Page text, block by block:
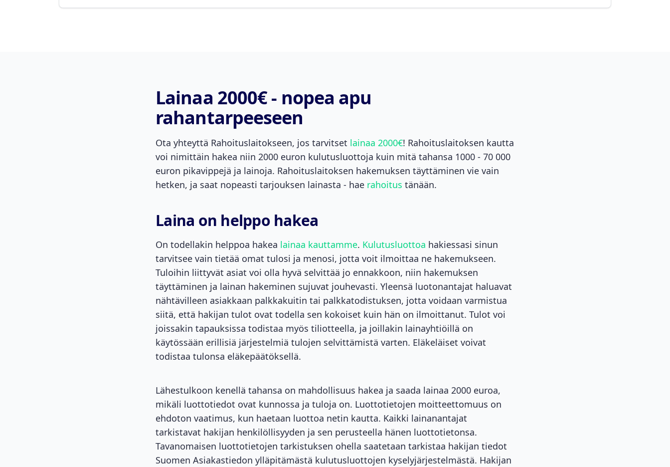
Lainaa 2000€ - nopea apu
rahantarpeeseen
Ota yhteyttä Rahoituslaitokseen, jos tarvitset lainaa 2000€! Rahoituslaitoksen kautta
voi nimittäin hakea niin 2000 euron kulutusluottoja kuin mitä tahansa 1000 - 70 000
euron pikavippejä ja lainoja. Rahoituslaitoksen hakemuksen täyttäminen vie vain
hetken, ja saat nopeasti tarjouksen lainasta - hae rahoitus tänään.
Laina on helppo hakea
On todellakin helppoa hakea lainaa kauttamme. Kulutusluottoa hakiessasi sinun
tarvitsee vain tietää omat tulosi ja menosi, jotta voit ilmoittaa ne hakemukseen.
Tuloihin liittyvät asiat voi olla hyvä selvittää jo ennakkoon, niin hakemuksen
täyttäminen ja lainan hakeminen sujuvat jouhevasti. Yleensä luotonantajat haluavat
nähtävilleen asiakkaan palkkakuitin tai palkkatodistuksen, jotta voidaan varmistua
siitä, että hakijan tulot ovat todella sen kokoiset kuin hän on ilmoittanut. Tulot voi
joissakin tapauksissa todistaa myös tiliotteella, ja joillakin lainayhtiöillä on
käytössään erillisiä järjestelmiä tulojen selvittämistä varten. Eläkeläiset voivat
todistaa tulonsa eläkepäätöksellä.
Lähestulkoon kenellä tahansa on mahdollisuus hakea ja saada lainaa 2000 euroa,
mikäli luottotiedot ovat kunnossa ja tuloja on. Luottotietojen moitteettomuus on
ehdoton vaatimus, kun haetaan luottoa netin kautta. Kaikki lainanantajat
tarkistavat hakijan henkilöllisyyden ja sen perusteella hänen luottotietonsa.
Tavanomaisen luottotietojen tarkistuksen ohella saatetaan tarkistaa hakijan tiedot
Suomen Asiakastiedon ylläpitämästä kulutusluottojen kyselyjärjestelmästä. Hakijan